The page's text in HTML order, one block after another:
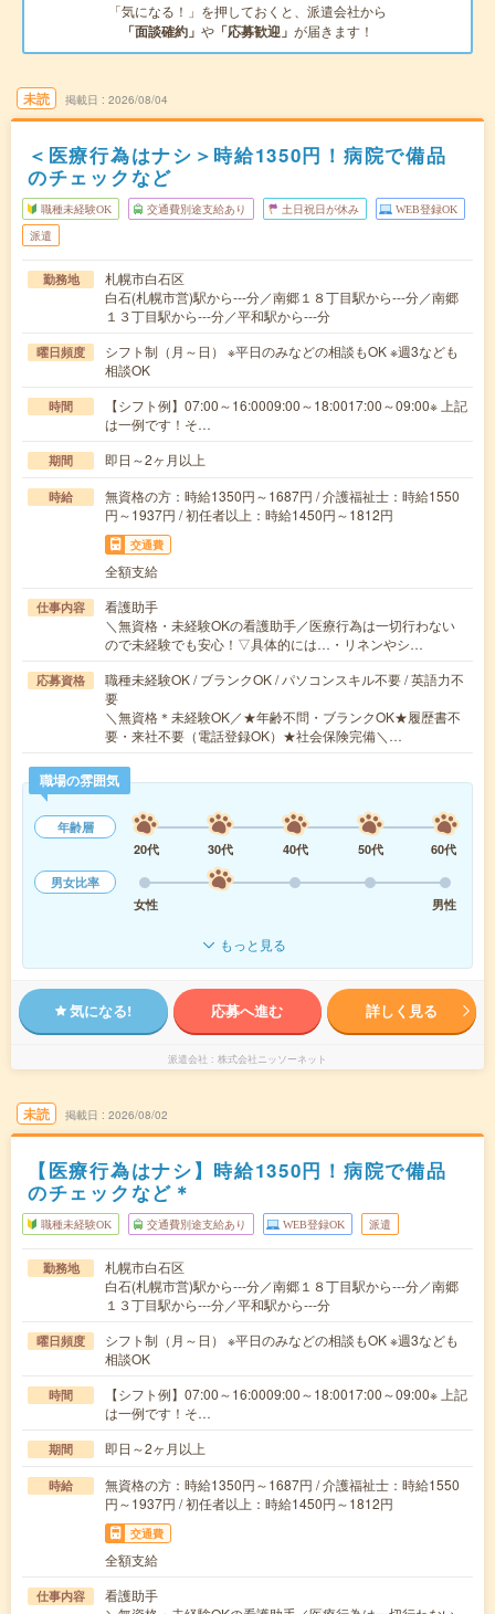
「気になる！」を押しておくと、派遣会社から
「面談確約」 や 「応募歓迎」 が届きます！
未読 掲載日 2026/08/04
＜医療行為はナシ＞時給1350円！病院で備品
のチェックなど
職種未経験OK 交通費別途支給あり 土日祝日が休み WEB登録OK
派遣
勤務地
札幌市白石区
白石(札幌市営)駅から---分／南郷１８丁目駅から---分／南郷
１３丁目駅から---分／平和駅から---分
曜日頻度
シフト制（月～日） ※平日のみなどの相談もOK ※週3なども
相談OK
時間
【シフト例】07:00～16:0009:00～18:0017:00～09:00※ 上記
は一例です！そ…
期間 即日～2ヶ月以上
時給
無資格の方：時給1350円～1687円 / 介護福祉士：時給1550
円～1937円 / 初任者以上：時給1450円～1812円
交通費
全額支給
仕事内容
看護助手
＼無資格・未経験OKの看護助手／医療行為は一切行わない
ので未経験でも安心！▽具体的には…・リネンやシ…
応募資格
職種未経験OK / ブランクOK / パソコンスキル不要 / 英語力不
要
＼無資格＊未経験OK／★年齢不問・ブランクOK★履歴書不
要・来社不要（電話登録OK）★社会保険完備＼…
職場の雰囲気
年齢層
20代
30代 40代 50代
60代
男女比率
女性
男性
もっと見る
気になる! 応募へ進む 詳しく見る
派遣会社 株式会社ニッソーネット
未読 掲載日 2026/08/02
【医療行為はナシ】時給1350円！病院で備品
のチェックなど＊
職種未経験OK 交通費別途支給あり WEB登録OK 派遣
勤務地
札幌市白石区
白石(札幌市営)駅から---分／南郷１８丁目駅から---分／南郷
１３丁目駅から---分／平和駅から---分
曜日頻度
シフト制（月～日） ※平日のみなどの相談もOK ※週3なども
相談OK
時間
【シフト例】07:00～16:0009:00～18:0017:00～09:00※ 上記
は一例です！そ…
期間 即日～2ヶ月以上
時給
無資格の方：時給1350円～1687円 / 介護福祉士：時給1550
円～1937円 / 初任者以上：時給1450円～1812円
交通費
全額支給
仕事内容
看護助手